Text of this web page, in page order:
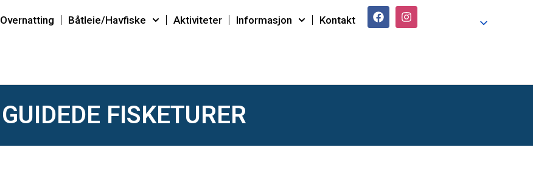
Overnatting Båtleie/Havfiske Aktiviteter Informasjon Kontakt
GUIDEDE FISKETURER